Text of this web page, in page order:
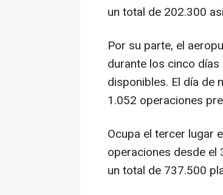
un total de 202.300
Por su parte, el
durante los cinco
disponibles. El día de
1.052 operaciones
Ocupa el tercer lugar
operaciones desde el
un total de 737.500